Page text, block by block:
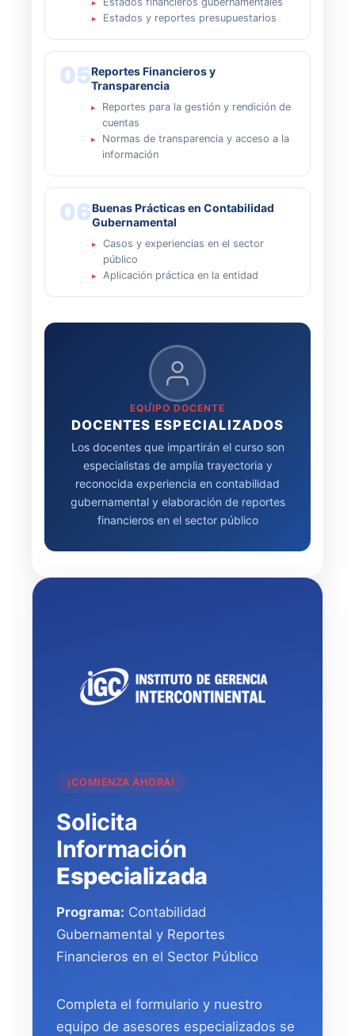
Estados y reportes presupuestarios
05Reportes Financieros y
Transparencia
Reportes para la gestión y rendición de
cuentas
Normas de transparencia y acceso a la
información
06Buenas Prácticas en Contabilidad
Gubernamental
Casos y experiencias en el sector
público
Aplicación práctica en la entidad
EQUIPO DOCENTE
DOCENTES ESPECIALIZADOS
Los docentes que impartirán el curso son
especialistas de amplia trayectoria y
reconocida experiencia en contabilidad
gubernamental y elaboración de reportes
financieros en el sector público
¡COMIENZA AHORA!
Solicita
Información
Especializada
Programa: Contabilidad
Gubernamental y Reportes
Financieros en el Sector Público
Completa el formulario y nuestro
equipo de asesores especializados se